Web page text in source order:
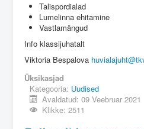
Talispordialad
Lumelinna ehitamine
Vastlamängud
Info klassijuhatalt
Viktoria Bespalova
Üksikasjad
Kategooria: Uudised
Avaldatud: 09 Veebruar 2021
Klikke: 2511